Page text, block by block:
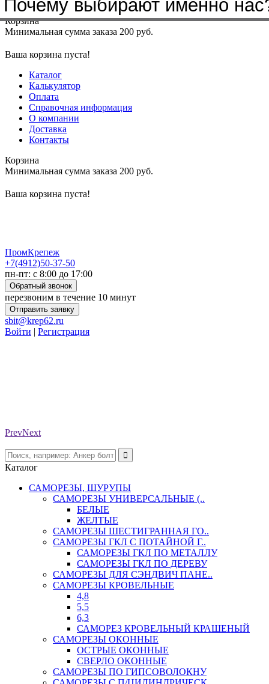
Меню+7(4912)50-37-50sbit@krep62.ru
Корзина
Минимальная сумма заказа 200 руб.
Ваша корзина пуста!
Каталог
Калькулятор
Оплата
Справочная информация
О компании
Доставка
Контакты
Корзина
Минимальная сумма заказа 200 руб.
Ваша корзина пуста!
ПромКрепеж
+7(4912)50-37-50
пн-пт: с 8:00 до 17:00
Обратный звонок
перезвоним в течение 10 минут
Отправить заявку
sbit@krep62.ru
Войти | Регистрация
PrevNext
Каталог
САМОРЕЗЫ, ШУРУПЫ
САМОРЕЗЫ УНИВЕРСАЛЬНЫЕ (..
БЕЛЫЕ
ЖЕЛТЫЕ
САМОРЕЗЫ ШЕСТИГРАННАЯ ГО..
САМОРЕЗЫ ГКЛ С ПОТАЙНОЙ Г..
САМОРЕЗЫ ГКЛ ПО МЕТАЛЛУ
САМОРЕЗЫ ГКЛ ПО ДЕРЕВУ
САМОРЕЗЫ ДЛЯ СЭНДВИЧ ПАНЕ..
САМОРЕЗЫ КРОВЕЛЬНЫЕ
4,8
5,5
6,3
САМОРЕЗ КРОВЕЛЬНЫЙ КРАШЕНЫЙ
САМОРЕЗЫ ОКОННЫЕ
ОСТРЫЕ ОКОННЫЕ
СВЕРЛО ОКОННЫЕ
САМОРЕЗЫ ПО ГИПСОВОЛОКНУ
Почему выбирают именно